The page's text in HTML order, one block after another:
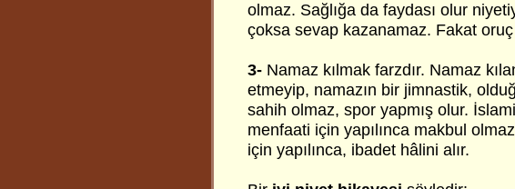
olmaz. Sağlığa da faydası olur
çoksa sevap kazanamaz. Fakat
3- Namaz kılmak farzdır. Namaz
etmeyip, namazın bir jimnastik,
sahih olmaz, spor yapmış olur.
menfaati için yapılınca makbul
için yapılınca, ibadet hâlini alır.